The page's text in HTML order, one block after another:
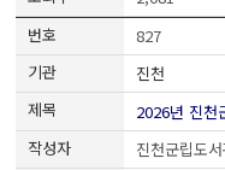
827
진천
2026년 진천
진천군립도